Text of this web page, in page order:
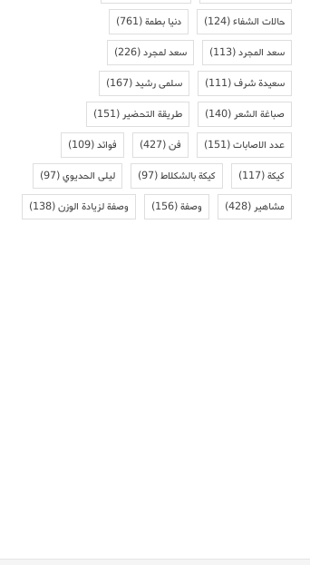
حالات الشفاء(124) دنيا بطمة(761)
سعد المجرد(113) سعد لمجرد(226)
سعيدة شرف(111) سلمى رشيد(167)
صباغة الشعر(140) طريقة التحضير(151)
عدد الاصابات(151) فن(427) فوائد(109)
كيكة(117) كيكة بالشكلاط(97) ليلى الحديوي(97)
مشاهير(428) وصفة(156) وصفة لزيادة الوزن(138)